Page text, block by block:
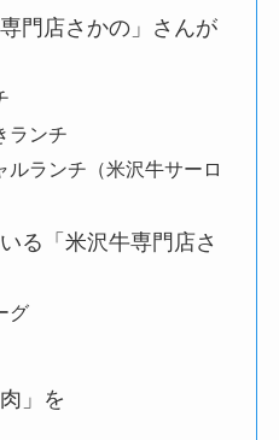
門店さかの」さんが
ランチ
ルランチ（米沢牛サーロ
る「米沢牛専門店さ
グ
」を